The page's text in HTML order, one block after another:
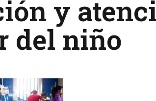
y
del niño